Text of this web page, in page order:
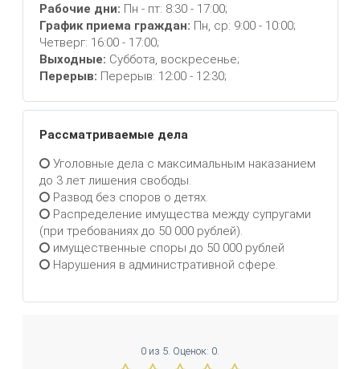
Рабочие дни: Пн - пт: 8:30 - 17:00;
График приема граждан: Пн, ср: 9:00 - 10:00;
Четверг: 16:00 - 17:00;
Выходные: Суббота, воскресенье;
Перерыв: Перерыв: 12:00 - 12:30;
Рассматриваемые дела
Уголовные дела с максимальным наказанием
до 3 лет лишения свободы.
Развод без споров о детях.
Распределение имущества между супругами
(при требованиях до 50 000 рублей).
имущественные споры до 50 000 рублей
Нарушения в административной сфере.
0 из 5. Оценок: 0